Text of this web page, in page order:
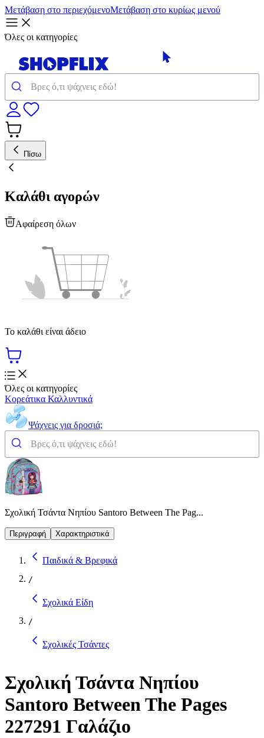
Μετάβαση στο περιεχόμενοΜετάβαση στο κυρίως μενού
Όλες οι κατηγορίες
Πίσω
Καλάθι αγορών
Αφαίρεση όλων
Το καλάθι είναι άδειο
Όλες οι κατηγορίες
Κορεάτικα Καλλυντικά
Ψάχνεις για δροσιά;
Σχολική Τσάντα Νηπίου Santoro Between The Pag...
Περιγραφή Χαρακτηριστικά
Παιδικά & Βρεφικά
/
Σχολικά Είδη
/
Σχολικές Τσάντες
Σχολική Τσάντα Νηπίου
Santoro Between The Pages
227291 Γαλάζιο